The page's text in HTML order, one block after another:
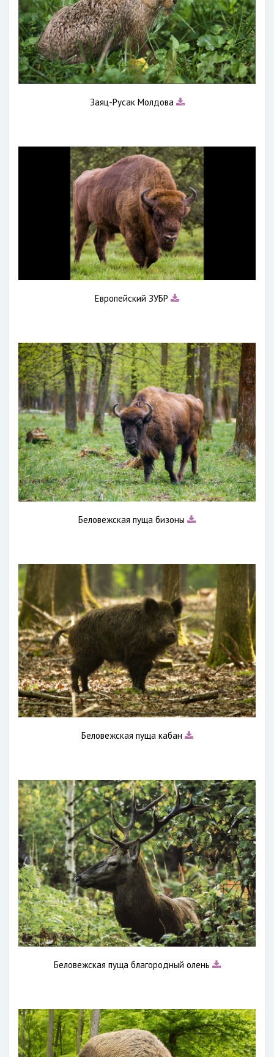
Заяц-Русак Молдова
Европейский ЗУБР
Беловежская пуща бизоны
Беловежская пуща кабан
Беловежская пуща благородный олень